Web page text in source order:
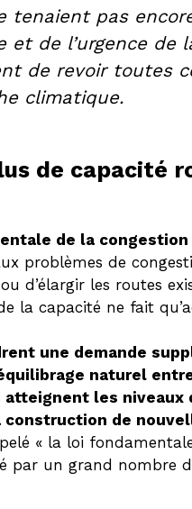
tenaient pas
et de l’urgence de
de revoir toutes
climatique.
de capacité
de la
problèmes de
d’élargir les routes
la capacité ne fait
une demande
naturel
les niveaux
de
« la loi
par un grand nombre